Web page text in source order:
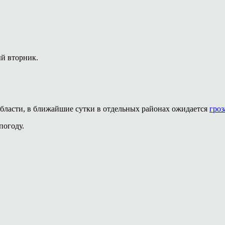
вторник.
в ближайшие сутки в отдельных районах ожидается